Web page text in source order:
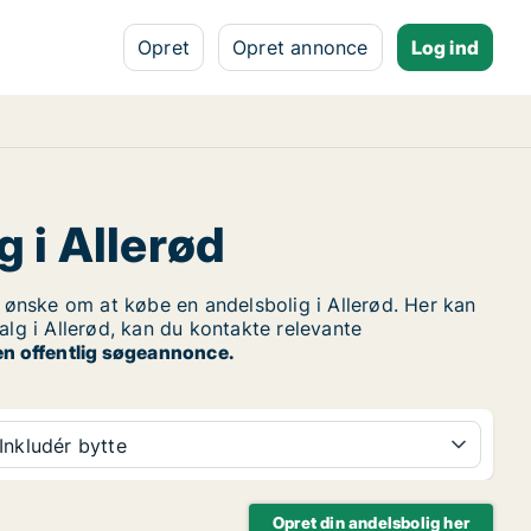
Opret Opret annonce Log ind
i Allerød
ønske om at købe en andelsbolig i Allerød. Her kan
i Allerød, kan du kontakte relevante
offentlig søgeannonce.
Inkludér bytte
Opret din andelsbolig her